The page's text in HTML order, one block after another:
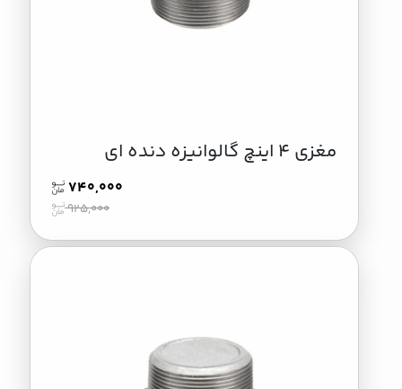
مغزی 4 اینچ گالوانیزه دنده ای
740,000
925,000